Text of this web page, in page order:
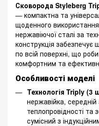
Сковорода Styleberg
— компактна та
щоденного
нержавіючої сталі за
конструкція забезпечує
по всій поверхні, що
комфортним та
Особливості моделі
Технологія Triply (3
нержавійка,
теплопровідності та
сумісний з